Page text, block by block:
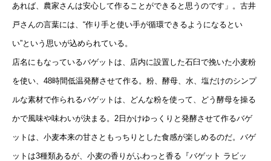
あれば、農家さんは安心して作ることができると思うのです」。古井
戸さんの言葉には、“作り手と使い手が循環できるようになるとい
い”という思いが込められている。
店名にもなっているバゲットは、店内に設置した石臼で挽いた小麦粉
を使い、48時間低温発酵させて作る。粉、酵母、水、塩だけのシンプ
ルな素材で作られるバゲットは、どんな粉を使って、どう酵母を操る
かで風味や味わいが決まる。2日かけゆっくりと発酵させて作るバゲ
ットは、小麦本来の甘さともっちりとした食感が楽しめるのだ。バゲ
ットは3種類あるが、小麦の香りがふわっと香る『バゲット ラビッ